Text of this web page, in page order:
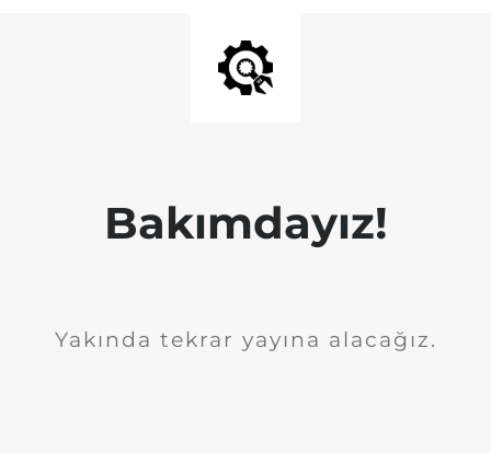
Bakımdayız!
Yakında tekrar yayına alacağız.